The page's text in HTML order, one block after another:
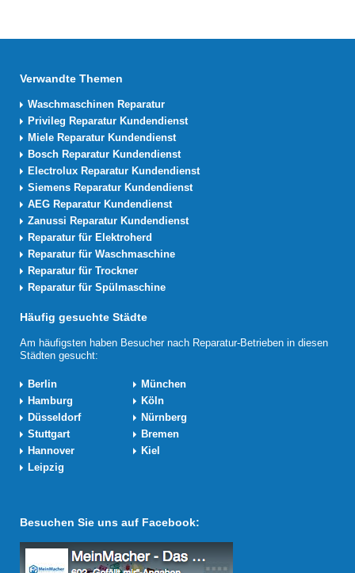
Verwandte Themen
Waschmaschinen Reparatur
Privileg Reparatur Kundendienst
Miele Reparatur Kundendienst
Bosch Reparatur Kundendienst
Electrolux Reparatur Kundendienst
Siemens Reparatur Kundendienst
AEG Reparatur Kundendienst
Zanussi Reparatur Kundendienst
Reparatur für Elektroherd
Reparatur für Waschmaschine
Reparatur für Trockner
Reparatur für Spülmaschine
Häufig gesuchte Städte
Am häufigsten haben Besucher nach Reparatur-Betrieben in diesen
Städten gesucht:
Berlin
München
Hamburg
Köln
Düsseldorf
Nürnberg
Stuttgart
Bremen
Hannover
Kiel
Leipzig
Besuchen Sie uns auf Facebook: